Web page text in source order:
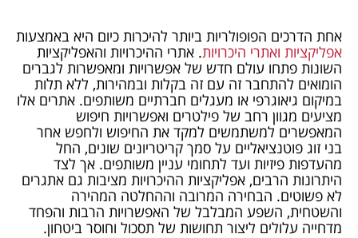
אחת הדרכים הפופולריות ביותר להיכרות כיום היא באמצעות
אפליקציות ואתרי היכרויות. אתרי ההיכרויות והאפליקציות
השונות פתחו עולם חדש של אפשרויות ומאפשרות לגברים
הומואים להתחבר זה עם זה בקלות ובמהירות, ללא תלות
במיקום גיאוגרפי או מעגלים חברתיים משותפים. אתרים אלו
מציעים מגוון רחב של פילטרים ואפשרויות חיפוש
המאפשרים למשתמשים למקד את החיפוש ולחפש אחר
בני זוג פוטנציאליים על סמך קריטריונים שונים, החל
מהעדפות פיזיות ועד לתחומי עניין משותפים. אך לצד
היתרונות הרבים, אפליקציות ההיכרויות מציבות גם אתגרים
לא פשוטים. הבחירה המרובה וההחלטה המהירה
והשטחית, השפע המבלבל של האפשרויות הרבות והפחד
מדחייה עלולים ליצור תחושות של תסכול וחוסר ביטחון.